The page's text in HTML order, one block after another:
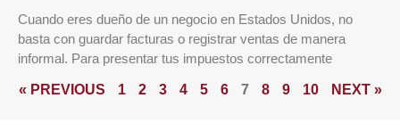
Cuando eres dueño de un negocio en Estados Unidos, no
basta con guardar facturas o registrar ventas de manera
informal. Para presentar tus impuestos correctamente
« PREVIOUS 1 2 3 4 5 6 7 8 9 10 NEXT »